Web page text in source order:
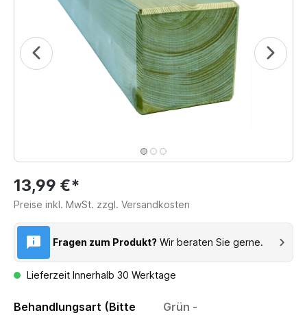
13,99 €*
Preise inkl. MwSt. zzgl. Versandkosten
Fragen zum Produkt? Wir beraten Sie gerne.
Lieferzeit Innerhalb 30 Werktage
Behandlungsart (Bitte
Grün -